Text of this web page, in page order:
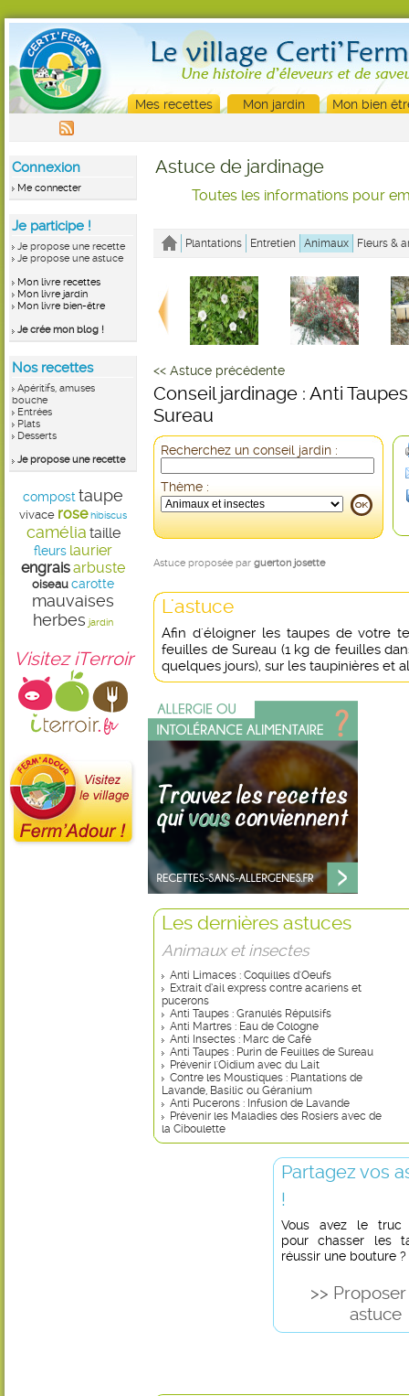
Mes recettes Mon jardin Mon bien
Connexion
Me connecter
Je participe !
Je propose une recette
Je propose une astuce
Mon livre recettes
Mon livre jardin
Mon livre bien-être
Je crée mon blog !
Nos recettes
Apéritifs, amuses
bouche
Entrées
Plats
Desserts
Je propose une recette
compost taupe
vivace rose hibiscus
camélia taille
fleurs laurier
engraisarbuste
oiseau carotte
mauvaises
herbes jardin
Visitez iTerroir
Astuce de jardinage
Toutes les informations pour
Plantations Entretien Animaux Fleurs &
<< Astuce précédente
Conseil jardinage : Anti
Sureau
Recherchez un conseil jardin :
Thème :
Astuce proposée par guerton josette
L'astuce
Afin d'éloigner les taupes de votre
feuilles de Sureau (1 kg de feuilles
quelques jours), sur les taupinières et
Les dernières astuces
Animaux et insectes
Anti Limaces : Coquilles d'Oeufs
Extrait d’ail express contre acariens et
pucerons
Anti Taupes : Granulés Répulsifs
Anti Martres : Eau de Cologne
Anti Insectes : Marc de Café
Anti Taupes : Purin de Feuilles de Sureau
Prévenir l'Oidium avec du Lait
Contre les Moustiques : Plantations de
Lavande, Basilic ou Géranium
Anti Pucerons : Infusion de Lavande
Prévenir les Maladies des Rosiers avec de
la Ciboulette
Partagez vos
!
Vous avez le truc
pour chasser les
réussir une bouture ?
>>
astuce